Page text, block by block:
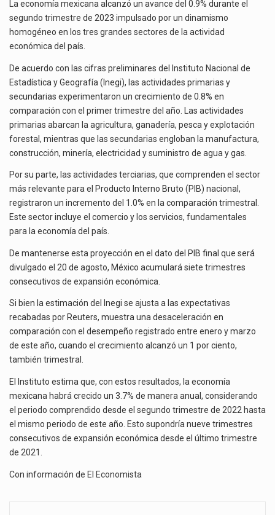
La inversión fija bruta en México registró un aumento de 1.1% interanual en mayo de…
El gobierno de Estados Unidos anunciará un arancel del 15 % sobre los productos fabricados…
0.9%
EN
SEGUNDO
2023
La economía mexicana alcanzó un avance del 0.9% durante el
segundo trimestre de 2023 impulsado por un dinamismo
homogéneo en los tres grandes sectores de la actividad
económica del país.
De acuerdo con las cifras preliminares del Instituto Nacional de
Estadística y Geografía (Inegi), las actividades primarias y
secundarias experimentaron un crecimiento de 0.8% en
comparación con el primer trimestre del año. Las actividades
primarias abarcan la agricultura, ganadería, pesca y explotación
forestal, mientras que las secundarias engloban la manufactura,
construcción, minería, electricidad y suministro de agua y gas.
Por su parte, las actividades terciarias, que comprenden el sector
más relevante para el Producto Interno Bruto (PIB) nacional,
registraron un incremento del 1.0% en la comparación trimestral.
Este sector incluye el comercio y los servicios, fundamentales
para la economía del país.
De mantenerse esta proyección en el dato del PIB final que será
divulgado el 20 de agosto, México acumulará siete trimestres
consecutivos de expansión económica.
Si bien la estimación del Inegi se ajusta a las expectativas
recabadas por Reuters, muestra una desaceleración en
comparación con el desempeño registrado entre enero y marzo
de este año, cuando el crecimiento alcanzó un 1 por ciento,
también trimestral.
El Instituto estima que, con estos resultados, la economía
mexicana habrá crecido un 3.7% de manera anual, considerando
el periodo comprendido desde el segundo trimestre de 2022 hasta
el mismo periodo de este año. Esto supondría nueve trimestres
consecutivos de expansión económica desde el último trimestre
de 2021.
Con información de El Economista